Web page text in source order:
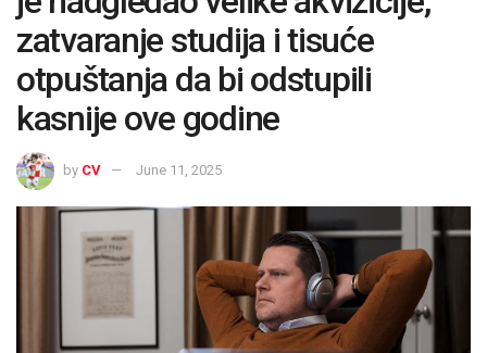
zatvaranje studija i tisuće
otpuštanja da bi odstupili
kasnije ove godine
by CV June 11, 2025